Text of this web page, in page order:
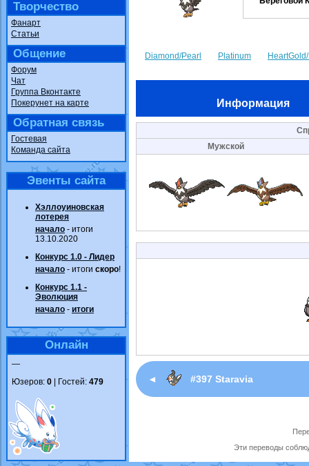
Творчество
Фанарт
Статьи
Общение
Форум
Чат
Группа Вконтакте
Покерунет на карте
Обратная связь
Гостевая
Команда сайта
Эвенты сайта
Хэллоуиновская
лотерея
начало - итоги
13.10.2020
Конкурс 1.0 - Лидер
начало - итоги скоро!
Конкурс 1.1 -
Эволюция
начало - итоги
Онлайн
—
Юзеров: 0 | Гостей: 479
Diamond/Pearl Platinum
Информация
Мужской
◄ #397 Staravia
Эти переводы